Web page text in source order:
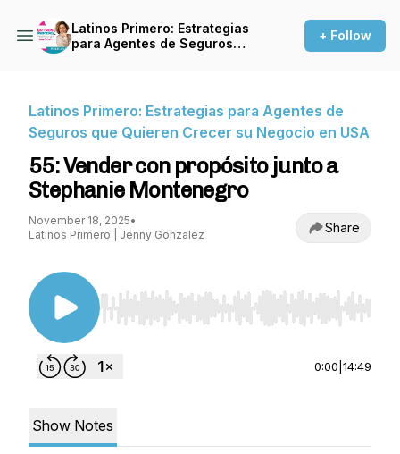
Latinos Primero: Estrategias
para Agentes de Seguros
+ Follow
Latinos Primero: Estrategias para Agentes de
Seguros que Quieren Crecer su Negocio en USA
55: Vender con propósito junto a
Stephanie Montenegro
November 18, 2025•
Latinos Primero | Jenny Gonzalez
Share
Use Left/Right to seek, Home/End to jump to
0:00 14:49
Show Notes